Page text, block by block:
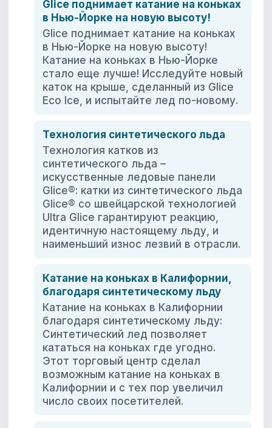
Glice поднимает катание на коньках
в Нью-Йорке на новую высоту!
Glice поднимает катание на коньках
в Нью-Йорке на новую высоту!
Катание на коньках в Нью-Йорке
стало еще лучше! Исследуйте новый
каток на крыше, сделанный из Glice
Eco Ice, и испытайте лед по-новому.
Технология синтетического льда
Технология катков из
синтетического льда –
искусственные ледовые панели
Glice®: катки из синтетического льда
Glice® со швейцарской технологией
Ultra Glice гарантируют реакцию,
идентичную настоящему льду, и
наименьший износ лезвий в отрасли.
Катание на коньках в Калифорнии,
благодаря синтетическому льду
Катание на коньках в Калифорнии
благодаря синтетическому льду:
Синтетический лед позволяет
кататься на коньках где угодно.
Этот торговый центр сделал
возможным катание на коньках в
Калифорнии и с тех пор увеличил
число своих посетителей.